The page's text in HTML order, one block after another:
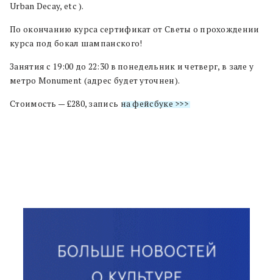
Urban Decay, etc ).
По окончанию курса сертификат от Светы о прохождении
курса под бокал шампанского!
Занятия с 19:00 до 22:30 в понедельник и четверг, в зале у
метро Monument (адрес будет уточнен).
Стоимость — £280, запись на фейсбуке >>>